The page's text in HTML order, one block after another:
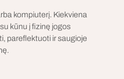
kompiuterį. Kiekviena
kūnu į fizinę jogos
pareflektuoti ir saugioje